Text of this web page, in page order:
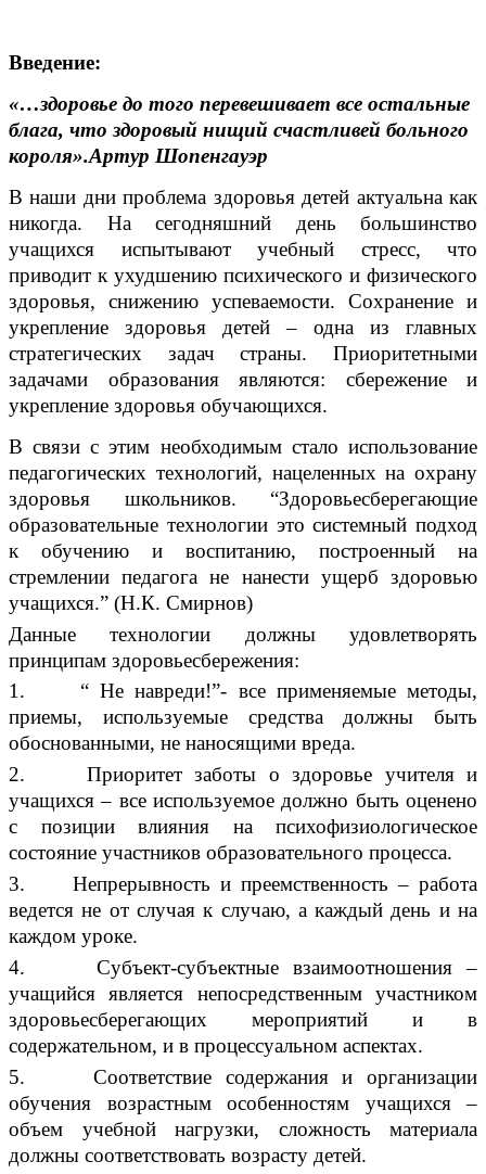
Введение:
«…здоровье до того перевешивает все остальные
блага, что здоровый нищий счастливей больного
короля».Артур Шопенгауэр
В наши дни проблема здоровья детей актуальна как
никогда. На сегодняшний день большинство
учащихся испытывают учебный стресс, что
приводит к ухудшению психического и физического
здоровья, снижению успеваемости. Сохранение и
укрепление здоровья детей – одна из главных
стратегических задач страны. Приоритетными
задачами образования являются: сбережение и
укрепление здоровья обучающихся.
В связи с этим необходимым стало использование
педагогических технологий, нацеленных на охрану
здоровья школьников. “Здоровьесберегающие
образовательные технологии это системный подход
к обучению и воспитанию, построенный на
стремлении педагога не нанести ущерб здоровью
учащихся.” (Н.К. Смирнов)
Данные технологии должны удовлетворять
принципам здоровьесбережения:
1. “ Не навреди!”- все применяемые методы,
приемы, используемые средства должны быть
обоснованными, не наносящими вреда.
2. Приоритет заботы о здоровье учителя и
учащихся – все используемое должно быть оценено
с позиции влияния на психофизиологическое
состояние участников образовательного процесса.
3. Непрерывность и преемственность – работа
ведется не от случая к случаю, а каждый день и на
каждом уроке.
4. Субъект-субъектные взаимоотношения –
учащийся является непосредственным участником
здоровьесберегающих мероприятий и в
содержательном, и в процессуальном аспектах.
5. Соответствие содержания и организации
обучения возрастным особенностям учащихся –
объем учебной нагрузки, сложность материала
должны соответствовать возрасту детей.